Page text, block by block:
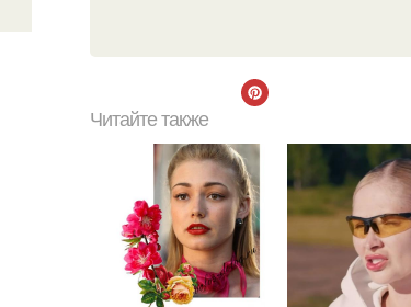
Читайте также